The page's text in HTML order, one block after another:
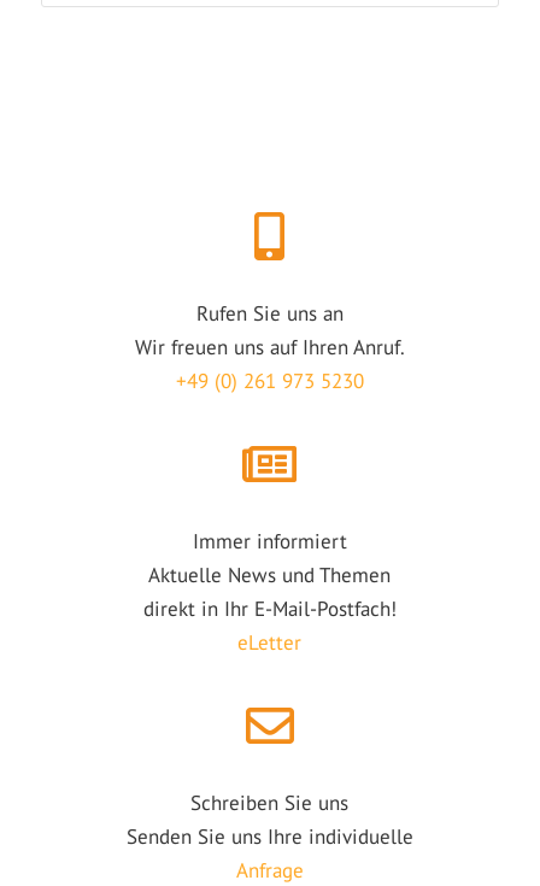
Rufen Sie uns an
Wir freuen uns auf Ihren Anruf.
+49 (0) 261 973 5230
Immer informiert
Aktuelle News und Themen
direkt in Ihr E-Mail-Postfach!
eLetter
Schreiben Sie uns
Senden Sie uns Ihre individuelle
Anfrage